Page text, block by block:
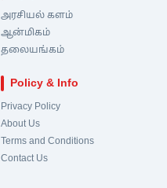
அரசியல் களம்
ஆன்மிகம்
தலையங்கம்
Policy & Info
Privacy Policy
About Us
Terms and Conditions
Contact Us